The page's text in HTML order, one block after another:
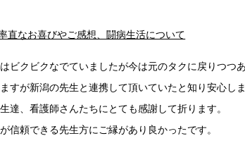
直なお喜びやご感想、闘病生活について
ビクビクなでていましたが今は元のタクに戻りつつ
すが新潟の先生と連携して頂いていたと知り安心しま
達、看護師さんたちにとても感謝して折ります。
信頼できる先生方にご縁があり良かったです。